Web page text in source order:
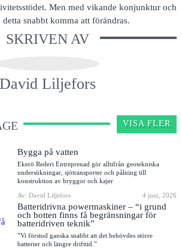
Men med vikande konjunktur och
snabbt komma att förändras.
SKRIVEN AV
David Liljefors
VISA FLER
Bygga på vatten
Ekerö Rederi Entreprenad gör alltifrån geotekniska
undersökningar, sjötransporter och pålning till
konstruktion av bryggor och kajer
Av: David Liljefors
4 juni, 2026
Batteridrivna powermaskiner – “i grund
och botten finns få begränsningar för
batteridriven teknik”
”Vi förstod ganska snabbt att det behövdes större
batterier och längre drifttid.”